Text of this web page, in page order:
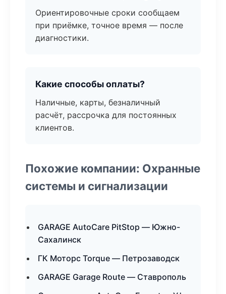
Ориентировочные сроки сообщаем
при приёмке, точное время — после
диагностики.
Какие способы оплаты?
Наличные, карты, безналичный
расчёт, рассрочка для постоянных
клиентов.
Похожие компании: Охранные
системы и сигнализации
GARAGE AutoCare PitStop — Южно-
Сахалинск
ГК Моторс Torque — Петрозаводск
GARAGE Garage Route — Ставрополь